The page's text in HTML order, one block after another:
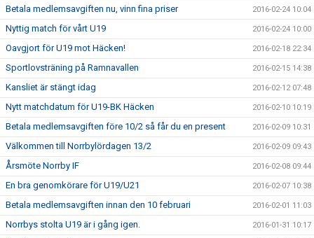
Betala medlemsavgiften nu, vinn fina priser 2016-02-24 10:04
Nyttig match för vårt U19 2016-02-24 10:00
Oavgjort för U19 mot Häcken! 2016-02-18 22:34
Sportlovsträning på Ramnavallen 2016-02-15 14:38
Kansliet är stängt idag 2016-02-12 07:48
Nytt matchdatum för U19-BK Häcken 2016-02-10 10:19
Betala medlemsavgiften före 10/2 så får du en present 2016-02-09 10:31
Välkommen till Norrbylördagen 13/2 2016-02-09 09:43
Årsmöte Norrby IF 2016-02-08 09:44
En bra genomkörare för U19/U21 2016-02-07 10:38
Betala medlemsavgiften innan den 10 februari 2016-02-01 11:03
Norrbys stolta U19 är i gång igen. 2016-01-31 10:17